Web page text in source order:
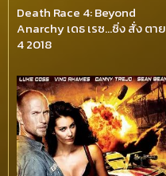
Death Race 4: Beyond
Anarchy เดธ เรซ…ซิ่ง สั่ง ตาย
4 2018